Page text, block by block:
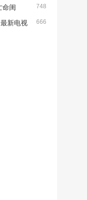
】
748
命闺
666
新电视